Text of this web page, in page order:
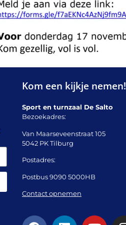
Kom een kijkje nemen!
Sport en turnzaal De Salto
Bezoekadres:
Van Maarseveenstraat 105
5042 PK Tilburg
Postadres:
Postbus 9090 5000HB
Contact opnemen